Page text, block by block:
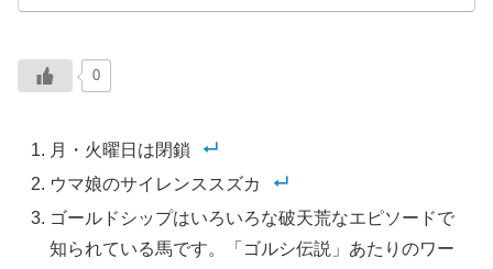
0
月・火曜日は閉鎖
ウマ娘のサイレンススズカ
ゴールドシップはいろいろな破天荒なエピソードで
知られている馬です。「ゴルシ伝説」あたりのワー